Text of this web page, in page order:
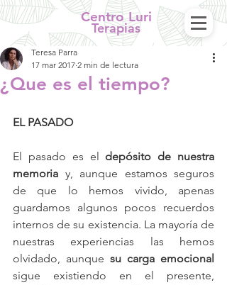
Centro Luri
Terapias
¿Que es el tiempo?
Teresa Parra
17 mar 2017 2 min de lectura
EL PASADO
El pasado es el depósito de nuestra
memoria y, aunque estamos seguros
de que lo hemos vivido, apenas
guardamos algunos pocos recuerdos
internos de su existencia. La mayoría de
nuestras experiencias las hemos
olvidado, aunque su carga emocional